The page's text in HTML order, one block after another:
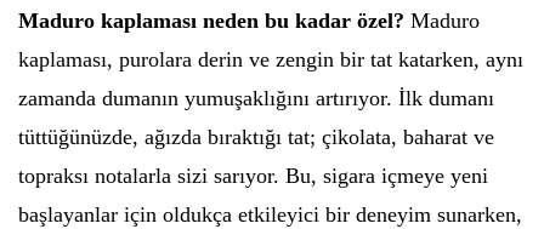
Maduro kaplaması neden bu kadar özel? Maduro
kaplaması, purolara derin ve zengin bir tat katarken, aynı
zamanda dumanın yumuşaklığını artırıyor. İlk dumanı
tüttüğünüzde, ağızda bıraktığı tat; çikolata, baharat ve
topraksı notalarla sizi sarıyor. Bu, sigara içmeye yeni
başlayanlar için oldukça etkileyici bir deneyim sunarken,